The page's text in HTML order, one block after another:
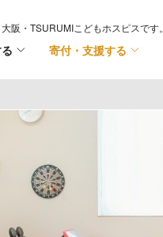
大阪・TSURUMIこどもホスピスです。
寄付・支援する